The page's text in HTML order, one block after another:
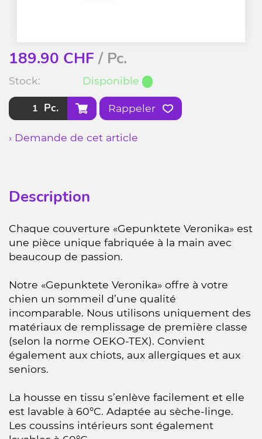
189.90 CHF/ Pc.
Stock: Disponible
Pc. Rappeler
› Demande de cet article
Description
Chaque couverture «Gepunktete Veronika» est
une pièce unique fabriquée à la main avec
beaucoup de passion.
Notre «Gepunktete Veronika» offre à votre
chien un sommeil d’une qualité
incomparable. Nous utilisons uniquement des
matériaux de remplissage de première classe
(selon la norme OEKO-TEX). Convient
également aux chiots, aux allergiques et aux
seniors.
La housse en tissu s’enlève facilement et elle
est lavable à 60°C. Adaptée au sèche-linge.
Les coussins intérieurs sont également